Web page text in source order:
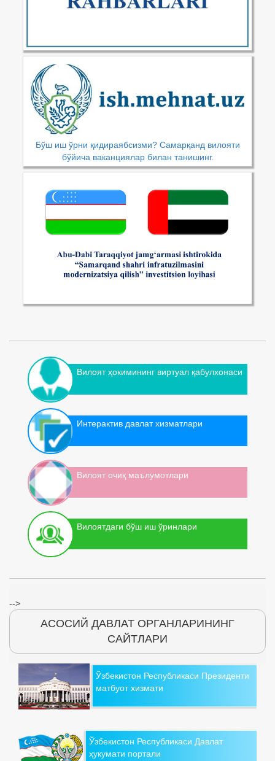
Бўш иш ўрни қидираябсизми? Самарқанд вилояти
бўйича ваканциялар билан танишинг.
Вилоят ҳокимининг виртуал қабулхонаси
Интерактив давлат хизматлари
Вилоят очиқ маълумотлари
Вилоятдаги бўш иш ўринлари
-->
АСОСИЙ ДАВЛАТ ОРГАНЛАРИНИНГ
САЙТЛАРИ
Ўзбекистон Республикаси Президенти
матбуот хизмати
Ўзбекистон Республикаси Давлат
ҳукумати портали